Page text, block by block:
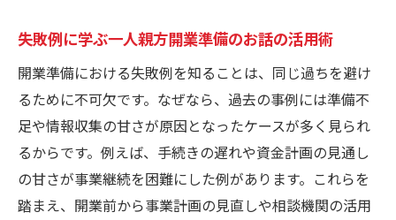
失敗例に学ぶ一人親方開業準備のお話の活用術
開業準備における失敗例を知ることは、同じ過ちを避け
るために不可欠です。なぜなら、過去の事例には準備不
足や情報収集の甘さが原因となったケースが多く見られ
るからです。例えば、手続きの遅れや資金計画の見通し
の甘さが事業継続を困難にした例があります。これらを
踏まえ、開業前から事業計画の見直しや相談機関の活用